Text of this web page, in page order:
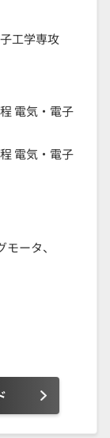
工学専攻
電気・電子
電気・電子
ータ、